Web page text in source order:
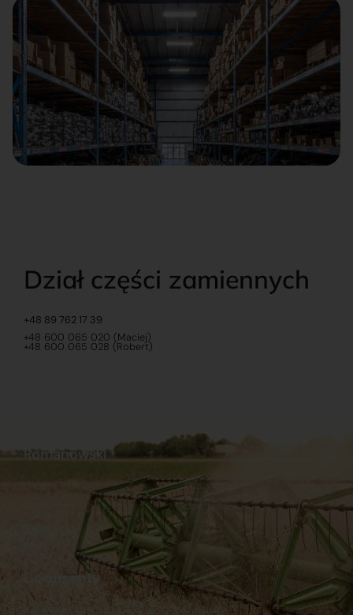
Dział części zamiennych
+48 89 762 17 39
+48 600 065 020 (Maciej)
+48 600 065 028 (Robert)
Dokumenty
Regulamin Dostawy
Romanowski
Sklep internetowy
Praca
Ubezpieczenia